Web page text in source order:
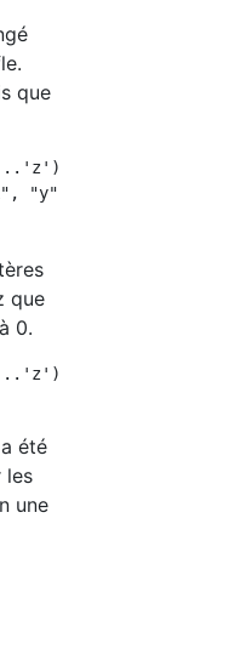
que
que
0.
été
les
une